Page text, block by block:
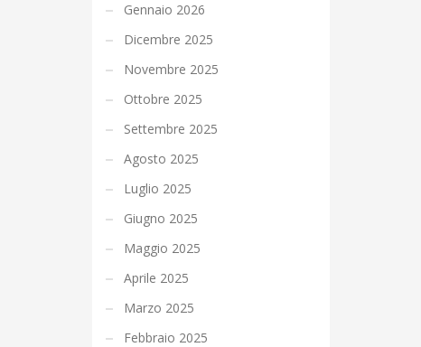
Gennaio 2026
Dicembre 2025
Novembre 2025
Ottobre 2025
Settembre 2025
Agosto 2025
Luglio 2025
Giugno 2025
Maggio 2025
Aprile 2025
Marzo 2025
Febbraio 2025